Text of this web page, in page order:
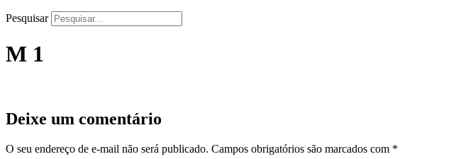
Pesquisar
M 1
Deixe um comentário
O seu endereço de e-mail não será publicado. Campos obrigatórios são marcados com *